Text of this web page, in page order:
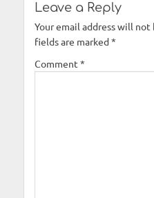
Leave a Reply
Your email address will not
fields are marked*
Comment *